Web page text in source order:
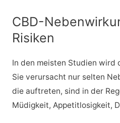
CBD-
Risiken
In den meisten Studien wird
Sie verursacht nur selten
die auftreten, sind in der
Müdigkeit, Appetitlosigkeit,